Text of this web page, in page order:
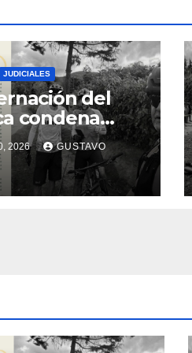
JUDICIALES
del
condena
de tres
y exige
urgentes
2026 GUSTAVO